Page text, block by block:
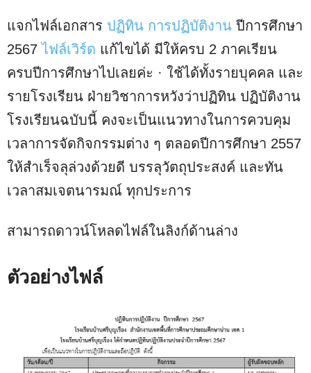
แจกไฟล์เอกสาร ปฏิทิน การปฏิบัติงาน ปีการศึกษา
2567ไฟล์เวิร์ด แก้ไขได้ มีให้ครบ 2 ภาคเรียน
ครบปีการศึกษาไปเลยค่ะ · ใช้ได้ทั้งรายบุคคล และ
รายโรงเรียน ฝ่ายวิชาการหวังว่าปฏิทิน ปฏิบัติงาน
โรงเรียนฉบับนี้ คงจะเป็นแนวทางในการควบคุม
เวลาการจัดกิจกรรมต่าง ๆ ตลอดปีการศึกษา 2557
ให้สำเร็จลุล่วงด้วยดี บรรลุวัตถุประสงค์ และทัน
เวลาสมเจตนารมณ์ ทุกประการ
สามารถดาวน์โหลดไฟล์ในลิงก์ด้านล่าง
ตัวอย่างไฟล์